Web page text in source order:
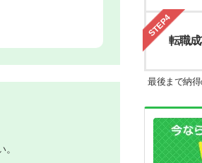
STEP4
転職成
最後まで納得